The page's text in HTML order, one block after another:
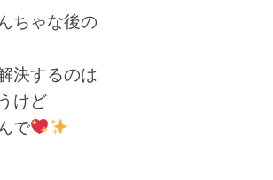
ちゃな後の
決するのは
けど
で